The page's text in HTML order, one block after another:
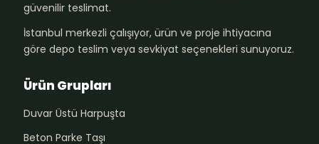
güvenilir teslimat.
İstanbul merkezli çalışıyor, ürün ve proje ihtiyacına
göre depo teslim veya sevkiyat seçenekleri sunuyoruz.
Ürün Grupları
Duvar Üstü Harpuşta
Beton Parke Taşı